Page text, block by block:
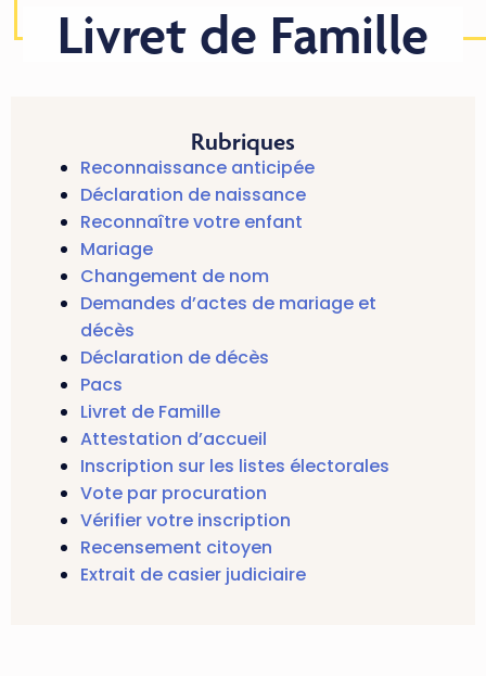
Livret de Famille
Rubriques
Reconnaissance anticipée
Déclaration de naissance
Reconnaître votre enfant
Mariage
Changement de nom
Demandes d’actes de mariage et
décès
Déclaration de décès
Pacs
Livret de Famille
Attestation d’accueil
Inscription sur les listes électorales
Vote par procuration
Vérifier votre inscription
Recensement citoyen
Extrait de casier judiciaire